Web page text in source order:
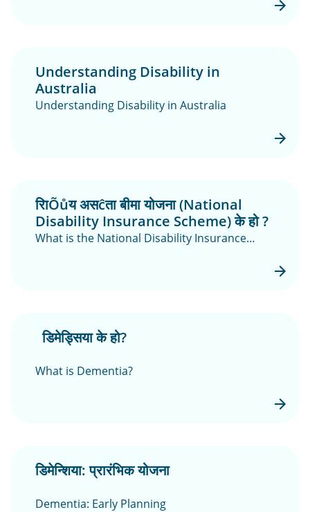
Understanding Disability in
Australia
Understanding Disability in Australia
रािÕůय असĉता बीमा योजना (National
Disability Insurance Scheme) के हो ?
What is the National Disability Insurance
डिमेड्सिया के हो?
What is Dementia?
डिमेन्शिया: प्रारंभिक योजना
Dementia: Early Planning